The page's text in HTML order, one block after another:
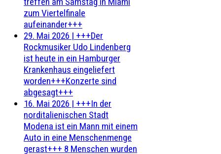
zum Viertelfinale
aufeinander+++
29. Mai 2026 | +++Der
Rockmusiker Udo Lindenberg
ist heute in ein Hamburger
Krankenhaus eingeliefert
worden+++Konzerte sind
abgesagt+++
16. Mai 2026 | +++In der
norditalienischen Stadt
Modena ist ein Mann mit einem
Auto in eine Menschenmenge
gerast+++ 8 Menschen wurden